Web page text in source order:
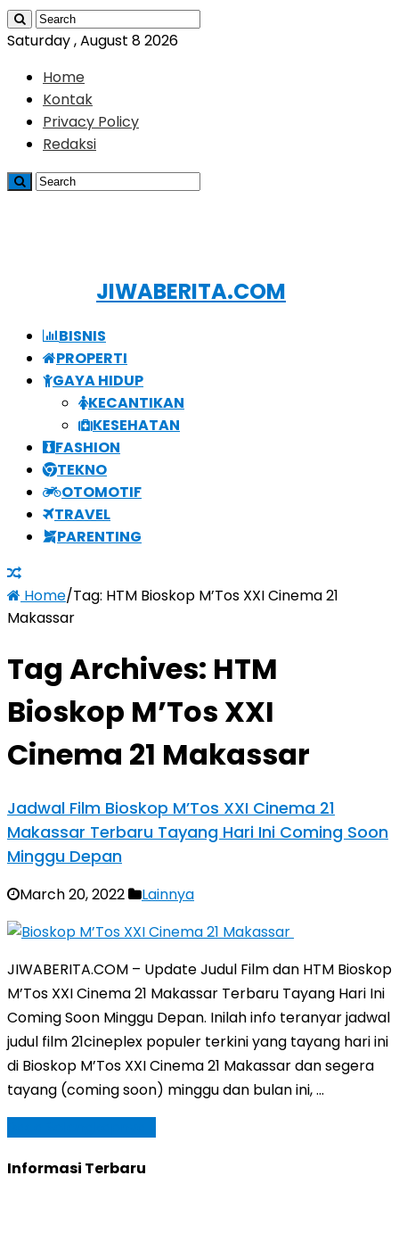
Saturday , August 8 2026
Home
Kontak
Privacy Policy
Redaksi
JIWABERITA.COM
BISNIS
PROPERTI
GAYA HIDUP
KECANTIKAN
KESEHATAN
FASHION
TEKNO
OTOMOTIF
TRAVEL
PARENTING
Home/Tag: HTM Bioskop M’Tos XXI Cinema 21
Makassar
Tag Archives: HTM
Bioskop M’Tos XXI
Cinema 21 Makassar
Jadwal Film Bioskop M’Tos XXI Cinema 21
Makassar Terbaru Tayang Hari Ini Coming Soon
Minggu Depan
March 20, 2022 Lainnya
JIWABERITA.COM – Update Judul Film dan HTM Bioskop
M’Tos XXI Cinema 21 Makassar Terbaru Tayang Hari Ini
Coming Soon Minggu Depan. Inilah info teranyar jadwal
judul film 21cineplex populer terkini yang tayang hari ini
di Bioskop M’Tos XXI Cinema 21 Makassar dan segera
tayang (coming soon) minggu dan bulan ini, …
Informasi Terbaru